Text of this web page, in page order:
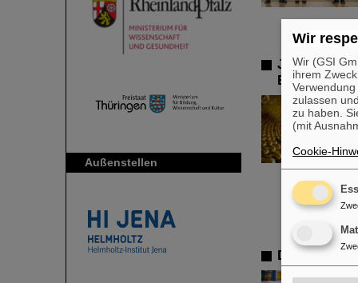
Außenstellen
JUNO-
Ergebnisse
Der
Wir
Wir (GSI
ihrem
zulassen
zu haben.
(mit
Cookie-